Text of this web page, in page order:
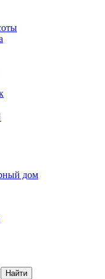
дом
Найти